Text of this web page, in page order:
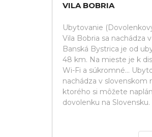
VILA BOBRIA
Ubytovanie
Vila Bobria sa nachádza
Banská Bystrica je od
48 km. Na mieste je k
Wi-Fi a súkromné...
nachádza v slovenskom
ktorého si môžete
dovolenku na Slovensku.